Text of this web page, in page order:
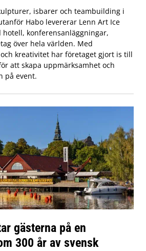
isbarer och teambuilding i
Habo levererar Lenn Art Ice
konferensanläggningar,
över hela världen. Med
kreativitet har företaget gjort is till
att skapa uppmärksamhet och
på event.
gästerna på en
300 år av svensk